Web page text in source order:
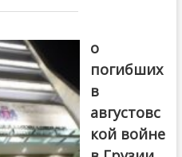
о
погибших
в
августовс
кой войне